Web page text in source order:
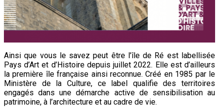
Ainsi que vous le savez peut être l’île de Ré est labellisée
Pays d’Art et d’Histoire depuis juillet 2022. Elle est d’ailleurs
la première île française ainsi reconnue. Créé en 1985 par le
Ministère de la Culture, ce label qualifie des territoires
engagés dans une démarche active de sensibilisation au
patrimoine, à l’architecture et au cadre de vie.